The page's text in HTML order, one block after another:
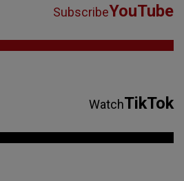
SubscribeYouTube
WatchTikTok